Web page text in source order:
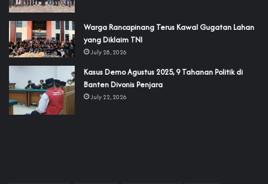
‎Warga Rancapinang Terus Kawal Gugatan Lahan
yang Diklaim TNI‎‎
July 28, 2026
‎Kasus Demo Agustus 2025, 9 Tahanan Politik di
Banten Divonis Penjara
July 22, 2026